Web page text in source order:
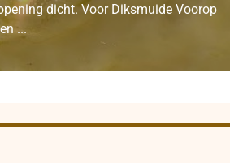
dicht. Voor Diksmuide Voorop
...